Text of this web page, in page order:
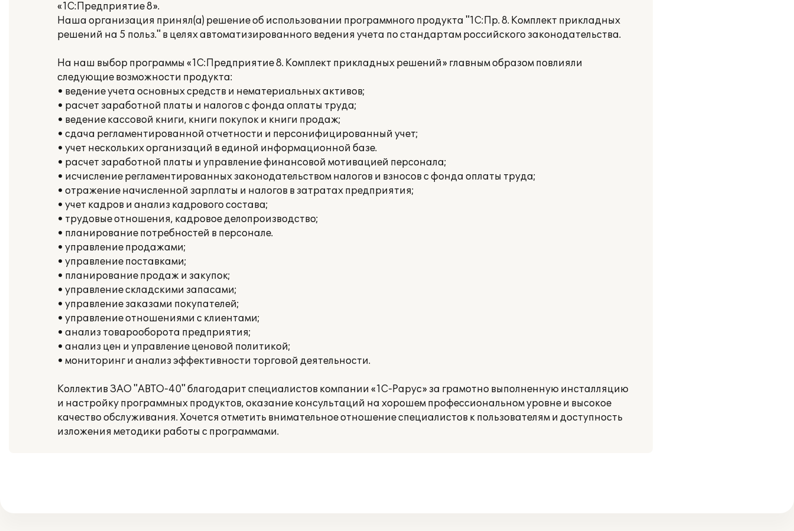
«1С:Предприятие 8».
Наша организация принял(а) решение об использовании программного продукта "1С:Пр. 8. Комплект прикладных
решений на 5 польз." в целях автоматизированного ведения учета по стандартам российского законодательства.
На наш выбор программы «1С:Предприятие 8. Комплект прикладных решений» главным образом повлияли
следующие возможности продукта:
• ведение учета основных средств и нематериальных активов;
• расчет заработной платы и налогов с фонда оплаты труда;
• ведение кассовой книги, книги покупок и книги продаж;
• сдача регламентированной отчетности и персонифицированный учет;
• учет нескольких организаций в единой информационной базе.
• расчет заработной платы и управление финансовой мотивацией персонала;
• исчисление регламентированных законодательством налогов и взносов с фонда оплаты труда;
• отражение начисленной зарплаты и налогов в затратах предприятия;
• учет кадров и анализ кадрового состава;
• трудовые отношения, кадровое делопроизводство;
• планирование потребностей в персонале.
• управление продажами;
• управление поставками;
• планирование продаж и закупок;
• управление складскими запасами;
• управление заказами покупателей;
• управление отношениями с клиентами;
• анализ товарооборота предприятия;
• анализ цен и управление ценовой политикой;
• мониторинг и анализ эффективности торговой деятельности.
Коллектив ЗАО "АВТО-40" благодарит специалистов компании «1С-Рарус» за грамотно выполненную инсталляцию
и настройку программных продуктов, оказание консультаций на хорошем профессиональном уровне и высокое
качество обслуживания. Хочется отметить внимательное отношение специалистов к пользователям и доступность
изложения методики работы с программами.